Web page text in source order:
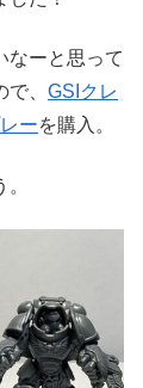
なーと思って
、 GSIクレ
ーを購入。